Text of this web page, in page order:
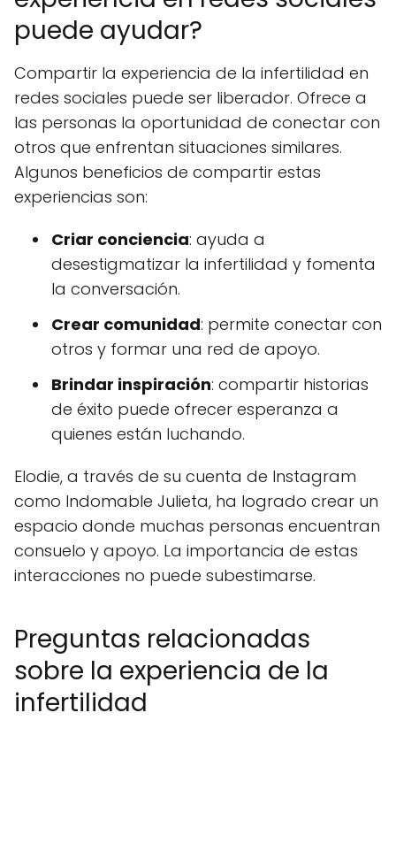
puede ayudar?
Compartir la experiencia de la infertilidad en
redes sociales puede ser liberador. Ofrece a
las personas la oportunidad de conectar con
otros que enfrentan situaciones similares.
Algunos beneficios de compartir estas
experiencias son:
Criar conciencia: ayuda a
desestigmatizar la infertilidad y fomenta
la conversación.
Crear comunidad: permite conectar con
otros y formar una red de apoyo.
Brindar inspiración: compartir historias
de éxito puede ofrecer esperanza a
quienes están luchando.
Elodie, a través de su cuenta de Instagram
como Indomable Julieta, ha logrado crear un
espacio donde muchas personas encuentran
consuelo y apoyo. La importancia de estas
interacciones no puede subestimarse.
Preguntas relacionadas
sobre la experiencia de la
infertilidad